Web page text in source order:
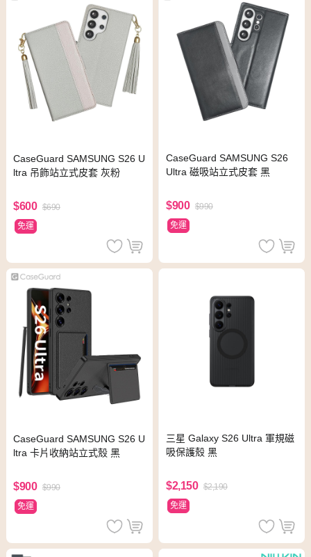
CaseGuard SAMSUNG S26 U
ltra 吊飾站立式皮套 灰粉
$600 $690
免運
CaseGuard SAMSUNG S26
Ultra 磁吸站立式皮套 黑
$900 $990
免運
CaseGuard SAMSUNG S26 U
ltra 卡片收納站立式殼 黑
$900 $990
免運
三星 Galaxy S26 Ultra 軍規磁
吸保護殼 黑
$2,150 $2,190
免運